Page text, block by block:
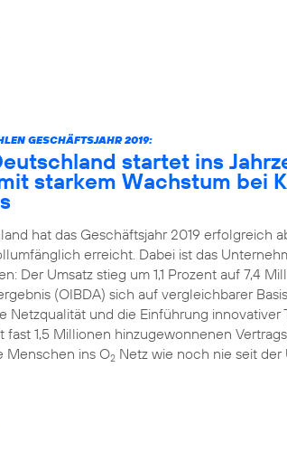
GESCHÄFTSJAHR 2019:
startet ins
starkem Wachstum bei
hat das Geschäftsjahr 2019 erfolgreich
erreicht. Dabei ist das
Der Umsatz stieg um 1,1 Prozent auf 7,4
(OIBDA) sich auf vergleichbarer
Netzqualität und die Einführung innovativer
fast 1,5 Millionen hinzugewonnenen
Menschen ins O2 Netz wie noch nie seit